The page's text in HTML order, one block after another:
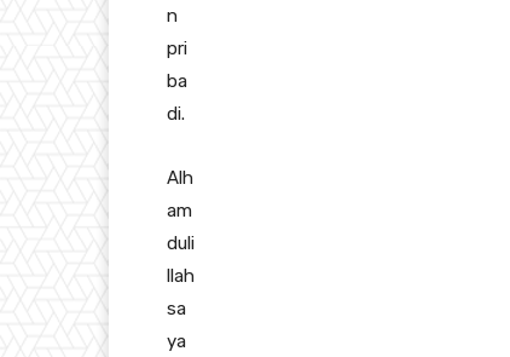
n
pri
ba
di.
Alh
am
duli
llah
sa
ya